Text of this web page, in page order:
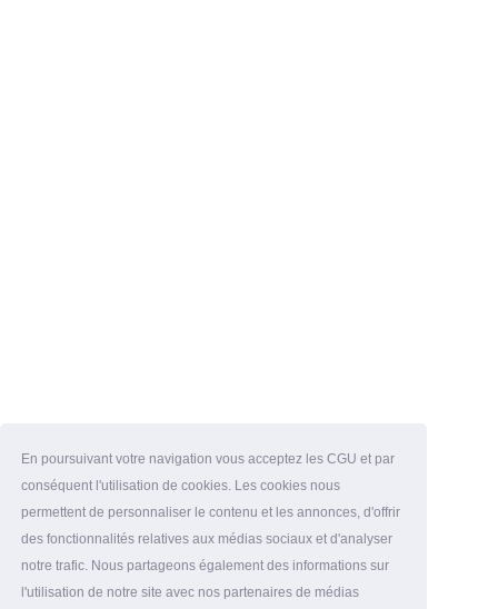
En poursuivant votre navigation vous acceptez les CGU et par
conséquent l'utilisation de cookies. Les cookies nous
permettent de personnaliser le contenu et les annonces, d'offrir
des fonctionnalités relatives aux médias sociaux et d'analyser
notre trafic. Nous partageons également des informations sur
l'utilisation de notre site avec nos partenaires de médias